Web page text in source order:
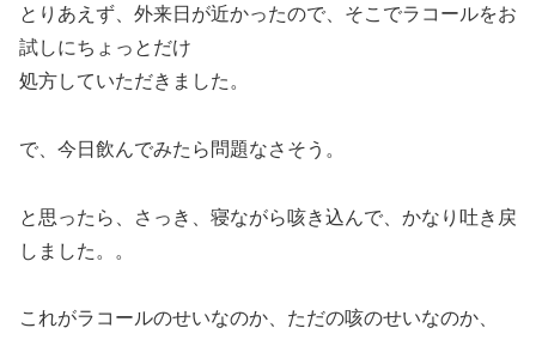
とりあえず、外来日が近かったので、そこでラコールをお
試しにちょっとだけ
処方していただきました。
で、今日飲んでみたら問題なさそう。
と思ったら、さっき、寝ながら咳き込んで、かなり吐き戻
しました。。
これがラコールのせいなのか、ただの咳のせいなのか、